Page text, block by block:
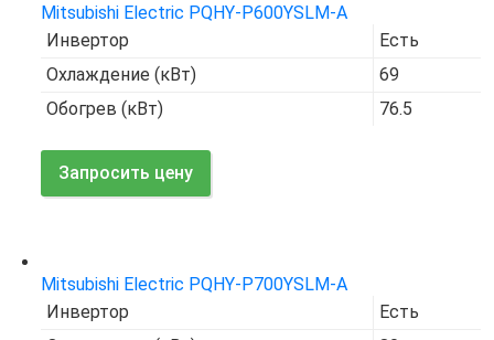
Mitsubishi Electric PQHY-P600YSLM-A
Инвертор
Есть
Охлаждение (кВт)
69
Обогрев (кВт)
76.5
Запросить цену
Mitsubishi Electric PQHY-P700YSLM-A
Инвертор
Есть